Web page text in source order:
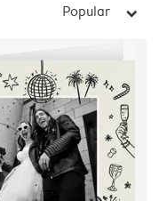
Popular arrow_right